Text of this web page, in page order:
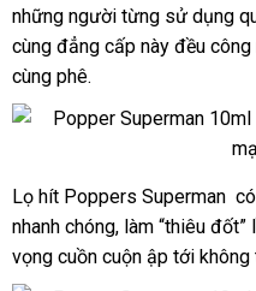
10ml
chính
hãng
Mỹ
USA
rẻ
dành
cho
giá
những người từng sử dụng
cùng đẳng cấp này đều công
cùng phê.
Popper
Superman
10ml
Lọ hít Poppers Superman
nhanh chóngMỹ
, làm “thiêu đốt”
vọng cuồn cuộn ập tới không